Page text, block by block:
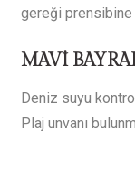
gereği
MAVİ
Deniz suyu
Plaj unvanı